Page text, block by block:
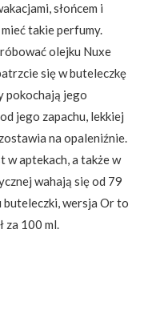
słońcem i
takie perfumy.
olejku Nuxe
się w buteleczkę
pokochają jego
jego zapachu, lekkiej
na opaleniźnie.
w aptekach, a także w
wahają się od 79
buteleczki, wersja Or to
za 100 ml.